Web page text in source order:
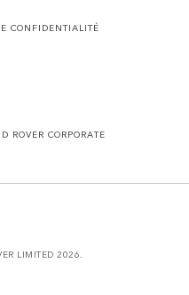
CONFIDENTIALITÉ
ROVER CORPORATE
LIMITED 2026.